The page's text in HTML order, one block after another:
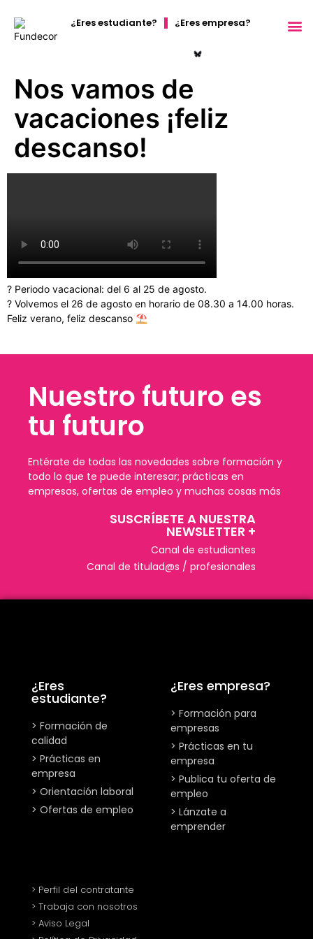
¿Eres estudiante? ¿Eres empresa?
Nos vamos de
vacaciones ¡feliz
descanso!
?️ Periodo vacacional: del 6 al 25 de agosto.
?️ Volvemos el 26 de agosto en horario de 08.30 a 14.00 horas.
Feliz verano, feliz descanso ⛱️
Nuestro futuro es
tu futuro
Entérate de todas las novedades sobre formación y
todo lo que te puede interesar; prácticas en
empresas, ofertas de empleo y muchas cosas más
SUSCRÍBETE A NUESTRA
NEWSLETTER +​
Canal de estudiantes
Canal de titulad@s / profesionales
¿Eres
estudiante?
> Formación de
calidad
> Prácticas en
empresa
> Orientación laboral
> Ofertas de empleo
¿Eres empresa?
> Formación para
empresas
> Prácticas en tu
empresa
> Publica tu oferta de
empleo
> Lánzate a
emprender
> Perfil del contratante
> Trabaja con nosotros
> Aviso Legal